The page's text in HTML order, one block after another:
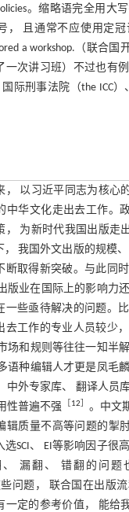
。缩略语完全用大
， 且通常不应使用定冠
a workshop.（联合
一次讲习班）不过也有
国际刑事法院（the ICC
， 以习近平同志为核心
中华文化走出去工作。
， 为新时代我国出版走
， 我国外文出版的规模
断取得新突破。与此同
版业在国际上的影响力
一些亟待解决的问题。
去工作的专业人员较少
场和规则等往往一知半
语种编辑人才更是凤毛
中外专家库、 翻译人员
性普遍不强
12
。中文
辑质量不高等问题的掣
选SCI、 EI等影响因子很
漏翻、 错翻的问题
问题， 联合国在出版
一定的参考价值， 能给